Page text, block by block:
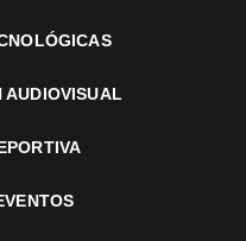
AUDIOVISUAL